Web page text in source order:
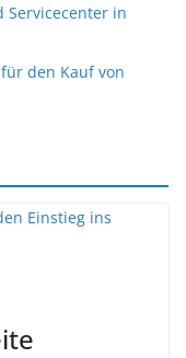
Servicecenter in
den Kauf von